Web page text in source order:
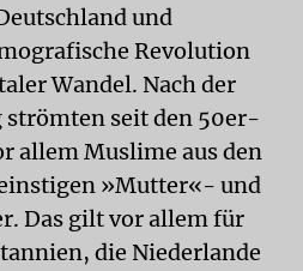
und
Revolution
Wandel. Nach der
seit den 50er-
allem Muslime aus den
»Mutter«- und
Das gilt vor allem für
die Niederlande